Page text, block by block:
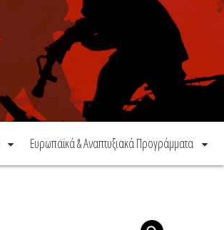
Ευρωπαϊκά & Αναπτυξιακά Προγράμματα